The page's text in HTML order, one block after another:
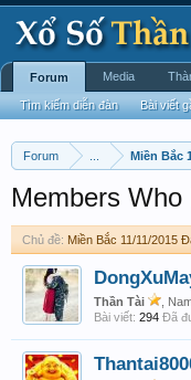
Forum Miền Bắc
Members
Chủ đề: Miền Bắc 11/11/2015
Thần Tài
,
Bài viết: 294 Đã
Forum
Tìm kiếm diễn đàn Bài viết
Media